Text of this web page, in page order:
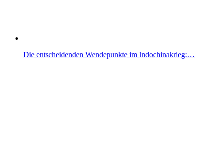
Die entscheidenden Wendepunkte im Indochinakrieg:…